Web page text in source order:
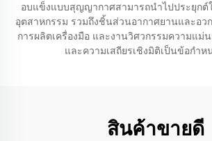
อบแข็งแบบสุญญากาศสามารถนำไปประยุกต์
อุตสาหกรรม รวมถึงชิ้นส่วนอากาศยานและอ
การผลิตเครื่องมือ และงานวิศวกรรมความแ
และความเสถียรเชิงมิติเป็นข้อกำ
สินค้าขายดี